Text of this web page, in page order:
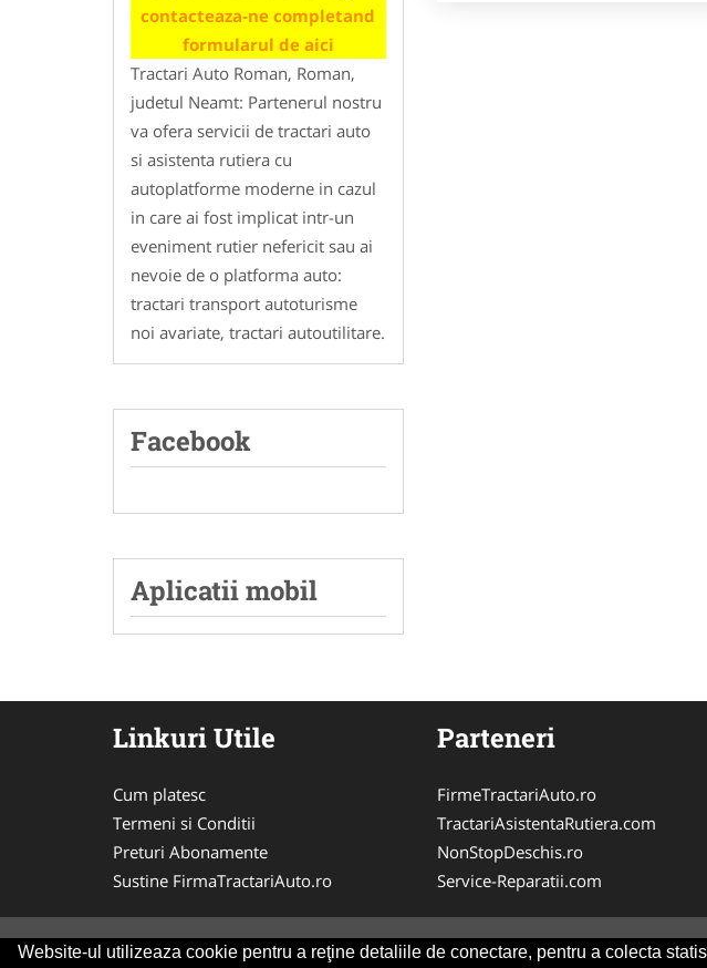
Website-ul utilizeaza cookie pentru a reţine detaliile de conectare, pentru a colecta
contacteaza-ne completand
formularul de aici
Tractari Auto Roman, Roman,
judetul Neamt: Partenerul nostru
va ofera servicii de tractari auto
si asistenta rutiera cu
autoplatforme moderne in cazul
in care ai fost implicat intr-un
eveniment rutier nefericit sau ai
nevoie de o platforma auto:
tractari transport autoturisme
noi avariate, tractari autoutilitare.
Facebook
Aplicatii mobil
Linkuri Utile
Cum platesc
Termeni si Conditii
Preturi Abonamente
Sustine FirmaTractariAuto.ro
Parteneri
FirmeTractariAuto.ro
TractariAsistentaRutiera.com
NonStopDeschis.ro
Service-Reparatii.com
© 2014-2026 -ANPC SOL